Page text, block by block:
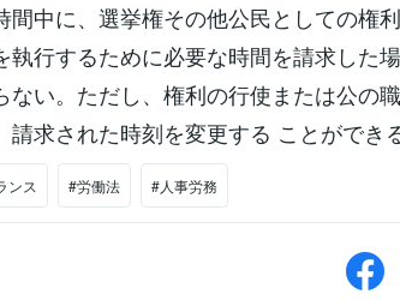
間中に、選挙権その他公民としての権
執行するために必要な時間を請求した
ない。ただし、権利の行使または公の
請求された時刻を変更する ことができ
ンス #労働法 #人事労務